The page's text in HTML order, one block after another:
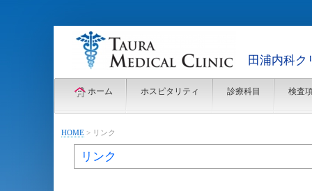
田浦内科
ホーム ホスピタリティ 診療科目 検査
HOME> リンク
リンク